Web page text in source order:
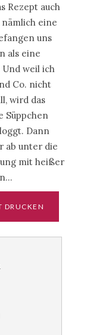
Rezept auch
eine
uns
als eine
weil ich
Co. nicht
wird das
Süppchen
Dann
ab unter die
mit heißer